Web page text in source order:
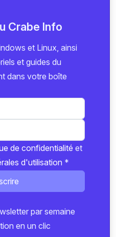
Crabe Info
et Linux, ainsi
et guides du
dans votre boîte
de confidentialité et
d'utilisation *
par semaine
en un clic